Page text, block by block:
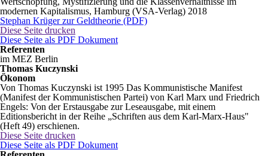
modernen Kapitalismus, Hamburg (VSA-Verlag) 2018
Stephan Krüger zur Geldtheorie (PDF)
Diese Seite drucken
Diese Seite als PDF Dokument
Referenten
im MEZ Berlin
Thomas Kuczynski
Ökonom
Von Thomas Kuczynski ist 1995 Das Kommunistische Manifest
(Manifest der Kommunistischen Partei) von Karl Marx und Friedrich
Engels: Von der Erstausgabe zur Leseausgabe, mit einem
Editionsbericht in der Reihe „Schriften aus dem Karl-Marx-Haus"
(Heft 49) erschienen.
Diese Seite drucken
Diese Seite als PDF Dokument